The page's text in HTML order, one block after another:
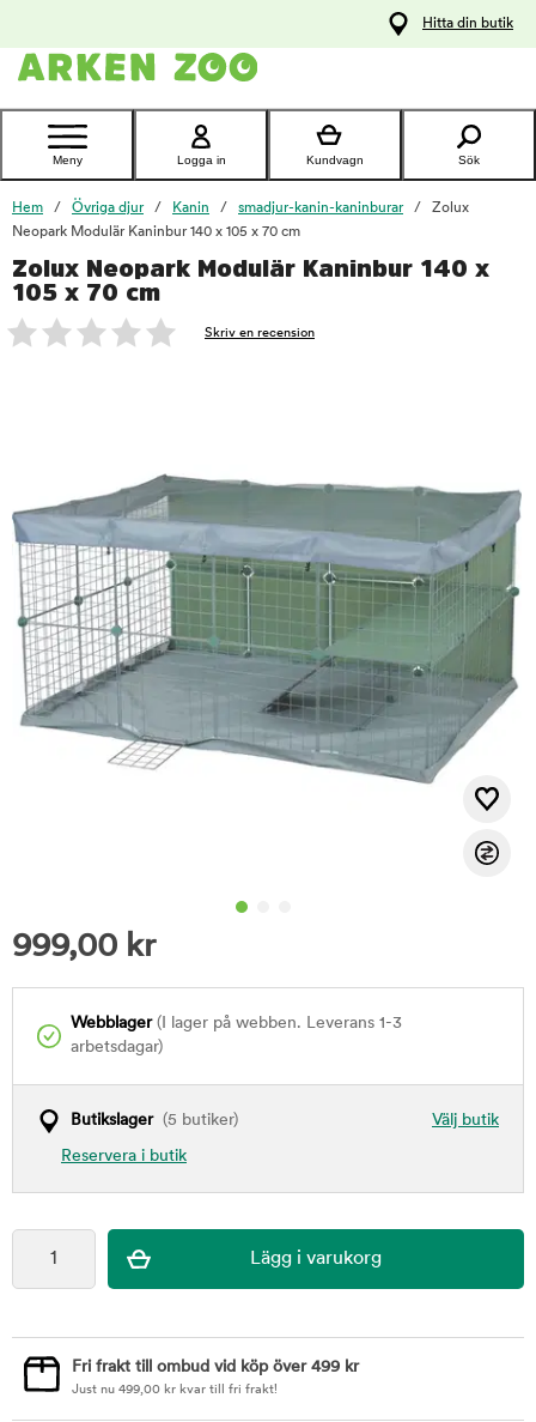
Kontakta
Hitta din butik
Meny Logga in Kundvagn Sök
Hem Övriga djur Kanin smadjur-kanin-kaninburar
Zolux
Neopark Modulär Kaninbur 140 x 105 x 70 cm
Zolux Neopark Modulär Kaninbur 140 x
105 x 70 cm
Skriv en recension
999,00 kr
Webblager(I lager på webben. Leverans 1-3
arbetsdagar)
Välj butik
Butikslager(5 butiker)
Reservera i butik
foo
Fri frakt till ombud vid köp över 499 kr
Just nu 499,00 kr kvar till fri frakt!